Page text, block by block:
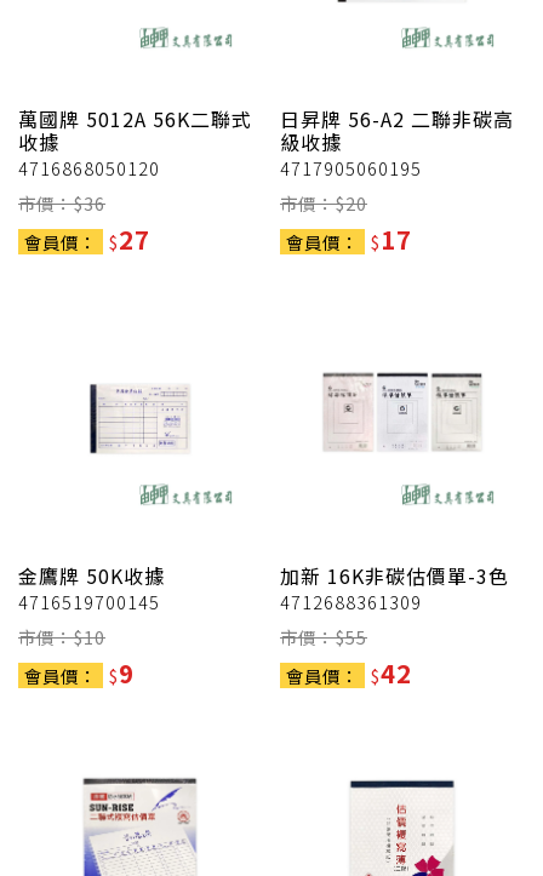
萬國牌 5012A 56K二聯式
收據
4716868050120
市價：$36
會員價：
$27
日昇牌 56-A2 二聯非碳高
級收據
4717905060195
市價：$20
會員價：
$17
金鷹牌 50K收據
4716519700145
市價：$10
會員價：
$9
加新 16K非碳估價單-3色
4712688361309
市價：$55
會員價：
$42